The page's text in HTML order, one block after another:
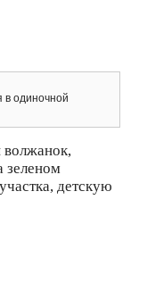
в одиночной
волжанок,
зеленом
детскую